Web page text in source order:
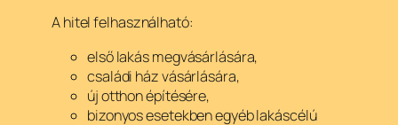
A hitel felhasználható:
első lakás megvásárlására,
családi ház vásárlására,
új otthon építésére,
bizonyos esetekben egyéb lakáscélú